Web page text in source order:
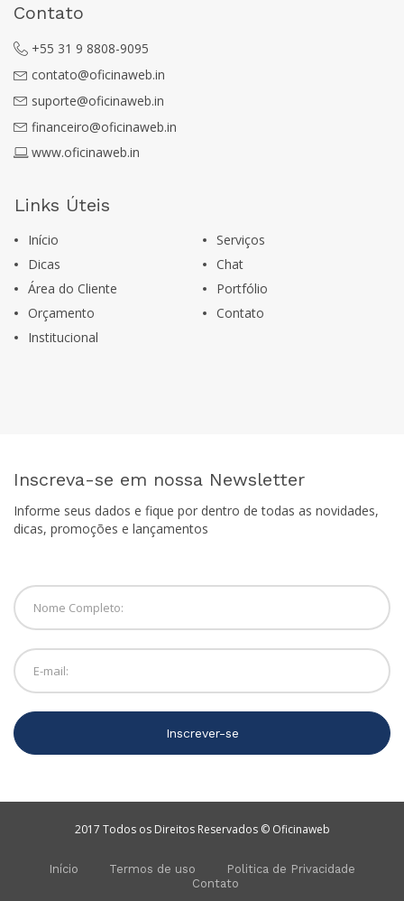
Contato
+55 31 9 8808-9095
contato@oficinaweb.in
suporte@oficinaweb.in
financeiro@oficinaweb.in
www.oficinaweb.in
Links Úteis
Início
Serviços
Dicas
Chat
Área do Cliente
Portfólio
Orçamento
Contato
Institucional
Inscreva-se em nossa Newsletter
Informe seus dados e fique por dentro de todas as novidades,
dicas, promoções e lançamentos
Inscrever-se
2017 Todos os Direitos Reservados © Oficinaweb
Início Termos de uso
Politica de Privacidade
Contato